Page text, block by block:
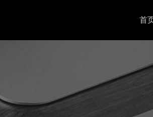
首